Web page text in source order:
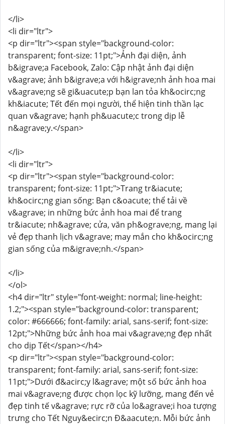
</li>
<li dir="ltr">
<p dir="ltr"><span style="background-color:
transparent; font-size: 11pt;">Ảnh đại diện, ảnh
b&igrave;a Facebook, Zalo: Cập nhật ảnh đại diện
v&agrave; ảnh b&igrave;a với h&igrave;nh ảnh hoa mai
v&agrave;ng sẽ gi&uacute;p bạn lan tỏa kh&ocirc;ng
kh&iacute; Tết đến mọi người, thể hiện tinh thần lạc
quan v&agrave; hạnh ph&uacute;c trong dịp lễ
n&agrave;y.</span>
</li>
<li dir="ltr">
<p dir="ltr"><span style="background-color:
transparent; font-size: 11pt;">Trang tr&iacute;
kh&ocirc;ng gian sống: Bạn c&oacute; thể tải về
v&agrave; in những bức ảnh hoa mai để trang
tr&iacute; nh&agrave; cửa, văn ph&ograve;ng, mang lại
vẻ đẹp thanh lịch v&agrave; may mắn cho kh&ocirc;ng
gian sống của m&igrave;nh.</span>
</li>
</ol>
<h4 dir="ltr" style="font-weight: normal; line-height:
1.2;"><span style="background-color: transparent;
color: #666666; font-family: arial, sans-serif; font-size:
12pt;">Những bức ảnh hoa mai v&agrave;ng đẹp nhất
cho dịp Tết</span></h4>
<p dir="ltr"><span style="background-color:
transparent; font-family: arial, sans-serif; font-size:
11pt;">Dưới đ&acirc;y l&agrave; một số bức ảnh hoa
mai v&agrave;ng được chọn lọc kỹ lưỡng, mang đến vẻ
đẹp tinh tế v&agrave; rực rỡ của lo&agrave;i hoa tượng
trưng cho Tết Nguy&ecirc;n Đ&aacute;n. Mỗi bức ảnh